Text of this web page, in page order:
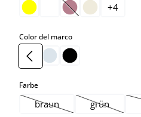
(Esta opción no
+4
Color del marcoselect
Farbeselect
braun
(Esta opción no está
grün
(Esta